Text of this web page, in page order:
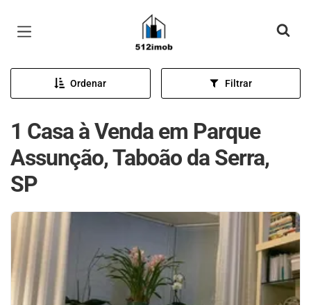
Página inicial
Ordenar Filtrar
1 Casa à Venda em Parque
Assunção, Taboão da Serra,
SP